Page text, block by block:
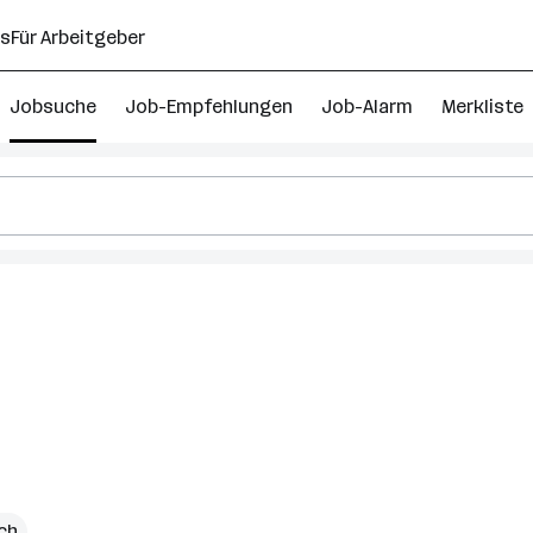
Für Arbeitgeber
Jobsuche Job-Empfehlungen Job-Alarm Merkliste